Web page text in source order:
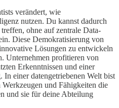
verändert, wie
nutzen. Du kannst dadurch
ohne auf zentrale Data-
Diese Demokratisierung von
Lösungen zu entwickeln
Unternehmen profitieren von
Erkenntnissen und einer
In einer datengetriebenen Welt bist
und Fähigkeiten die
und sie für deine Abteilung